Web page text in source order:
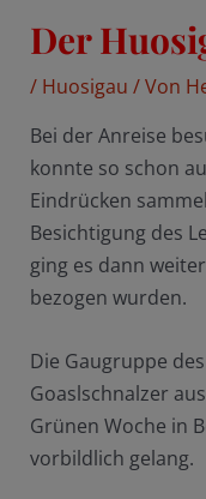
Der
/ Huosigau / Von
Bei der Anreise
konnte so schon
Eindrücken
Besichtigung des
ging es dann
bezogen wurden.
Die Gaugruppe
Goaslschnalzer
Grünen Woche in
vorbildlich gelang.